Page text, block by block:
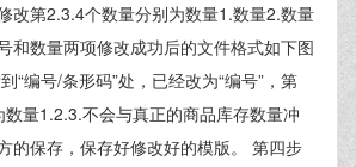
改第2.3.4个数量分别为数量1.数量2.数量
和数量两项修改成功后的文件格式如下图
“编号/条形码”处，已经改为“编号”，第
量1.2.3.不会与真正的商品库存数量冲
的保存，保存好修改好的模版。 第四步